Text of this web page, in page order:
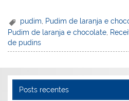
er
e
st
k
e
dI
c
e
b
o
itt
er
ai
l
pudim, Pudim de laranja e
Pudim de laranja e chocolate
de pudins
Posts recentes